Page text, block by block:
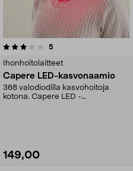
5arvostelut
Ihonhoitolaitteet
Capere LED-kasvonaamio
368 valodiodilla kasvohoitoja
kotona. Capere LED -
149,00
0.0 viidestä